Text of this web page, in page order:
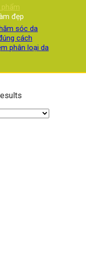
đẹp
sóc da
cách
phân loại da